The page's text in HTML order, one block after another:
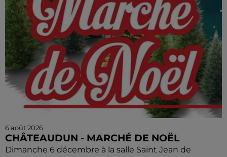
6 août 2026
CHÂTEAUDUN - MARCHÉ DE NOËL
Dimanche 6 décembre à la salle Saint Jean de